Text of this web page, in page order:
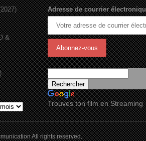
&
Adresse de courrier
Trouves ton film en Streaming
All rights reserved.